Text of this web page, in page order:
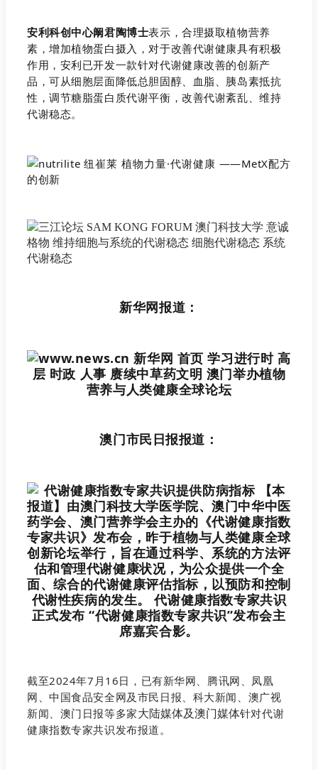
安利科创中心阚君陶博士表示，合理摄取植物营养
素，增加植物蛋白摄入，对于改善代谢健康具有积极
作用，安利已开发一款针对代谢健康改善的创新产
品，可从细胞层面降低总胆固醇、血脂、胰岛素抵抗
性，调节糖脂蛋白质代谢平衡，改善代谢紊乱、维持
代谢稳态。
新华网报道：
澳门市民日报报道：
截至2024年7月16日，已有新华网、腾讯网、凤凰
网、中国食品安全网及市民日报、科大新闻、澳广视
新闻、澳门日报等多家大陆媒体及澳门媒体针对代谢
健康指数专家共识发布报道。